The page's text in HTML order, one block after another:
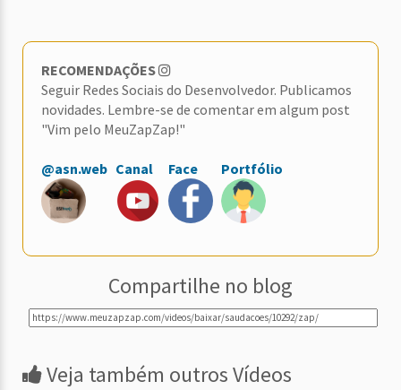
RECOMENDAÇÕES
Seguir Redes Sociais do Desenvolvedor. Publicamos
novidades. Lembre-se de comentar em algum post
"Vim pelo MeuZapZap!"
@asn.web Canal Face Portfólio
Compartilhe no blog
Veja também outros Vídeos